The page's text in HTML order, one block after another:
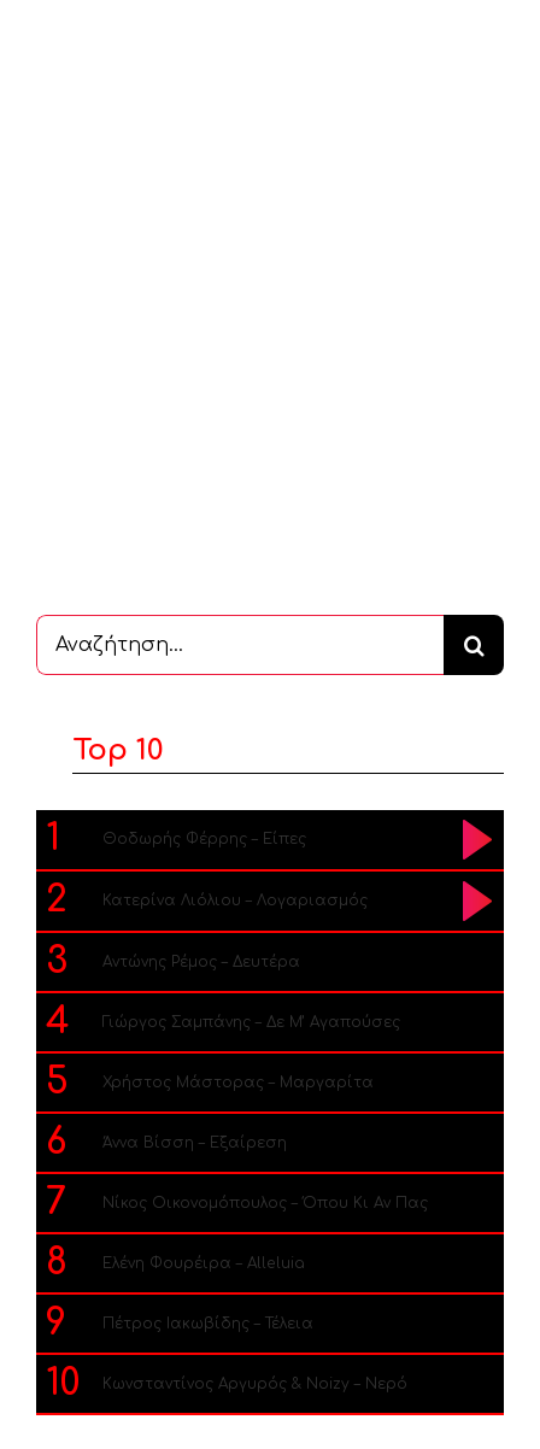
Αναζήτηση
...
Top 10
1 Θοδωρής Φέρρης – Είπες
2 Κατερίνα Λιόλιου – Λογαριασμός
3 Αντώνης Ρέμος – Δευτέρα
4 Γιώργος Σαμπάνης – Δε Μ’ Αγαπούσες
5 Χρήστος Μάστορας – Μαργαρίτα
6 Άννα Βίσση – Εξαίρεση
7 Νίκος Οικονομόπουλος – Όπου Κι Αν Πας
8 Ελένη Φουρέιρα – Alleluia
9 Πέτρος Ιακωβίδης – Τέλεια
10 Κωνσταντίνος Αργυρός & Noizy – Νερό